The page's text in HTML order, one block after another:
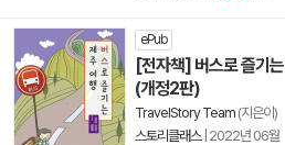
ePub
[전자책] 버스로 즐기
(개정2판)
TravelStory Team (지은이)
스토리클래스| 2022년 06월